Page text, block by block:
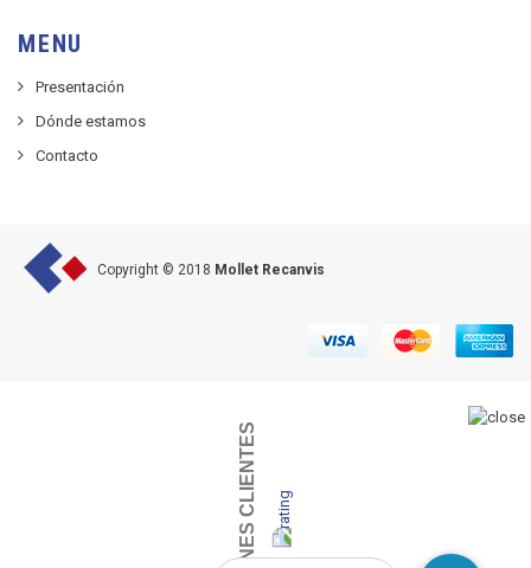
MENU
Presentación
Dónde estamos
Contacto
Copyright © 2018 Mollet Recanvis
OPINIONES CLIENTES